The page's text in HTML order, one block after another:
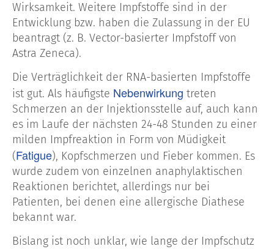
Wirksamkeit. Weitere Impfstoffe sind in der
Entwicklung bzw. haben die Zulassung in der EU
beantragt (z. B. Vector-basierter Impfstoff von
Astra Zeneca).
Die Verträglichkeit der RNA-basierten Impfstoffe
ist gut. Als häufigste Nebenwirkung treten
Schmerzen an der Injektionsstelle auf, auch kann
es im Laufe der nächsten 24-48 Stunden zu einer
milden Impfreaktion in Form von Müdigkeit
(Fatigue), Kopfschmerzen und Fieber kommen. Es
wurde zudem von einzelnen anaphylaktischen
Reaktionen berichtet, allerdings nur bei
Patienten, bei denen eine allergische Diathese
bekannt war.
Bislang ist noch unklar, wie lange der Impfschutz